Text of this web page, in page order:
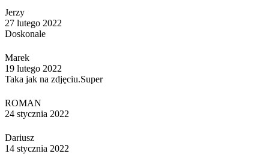
Jerzy
27 lutego 2022
Doskonale
Marek
19 lutego 2022
Taka jak na zdjęciu.Super
ROMAN
24 stycznia 2022
Dariusz
14 stycznia 2022